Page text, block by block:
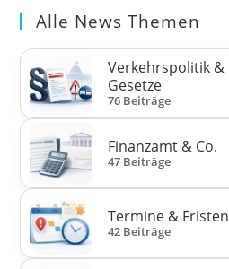
Alle News Themen
Verkehrspolitik &
Gesetze
76 Beiträge
Finanzamt & Co.
47 Beiträge
Termine & Fristen
42 Beiträge